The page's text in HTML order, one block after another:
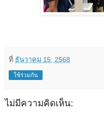
ที่ ธันวาคม 15, 2568
ใช้ร่วมกัน
ไม่มีความคิดเห็น: